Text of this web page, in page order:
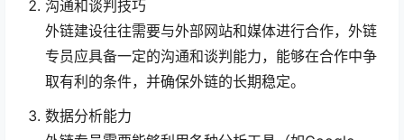
沟通和谈判技巧
外链建设往往需要与外部网站和媒体进行合作，外链
专员应具备一定的沟通和谈判能力，能够在合作中争
取有利的条件，并确保外链的长期稳定。
数据分析能力